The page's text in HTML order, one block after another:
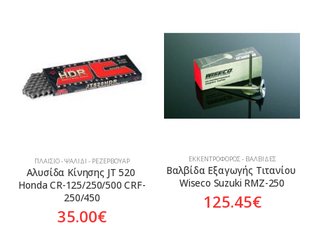
ΠΛΑΊΣΙΟ - ΨΑΛΊΔΙ - ΡΕΖΕΡΒΟΥΆΡ
Αλυσίδα Κίνησης JT 520
Honda CR-125/250/500 CRF-
250/450
35.00€
ΕΚΚΕΝΤΡΟΦΌΡΟΣ - ΒΑΛΒΊΔΕΣ
Βαλβίδα Εξαγωγής Τιτανίου
Wiseco Suzuki RMZ-250
125.45€